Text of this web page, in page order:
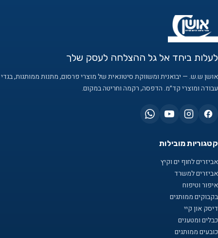
לעלות ביחד אל גל ההצלחה לעסק שלך
אושן ש.ש. — יבואנית ומשווקת סיטונאית של מוצרי פרסום, מתנות ממותגות, בגדי
עבודה ומוצרי קד״מ. הדפסה, רקמה וחריטה במקום.
קטגוריות מובילות
אביזרים לחוף ים וקיץ
אביזרים למשרד
איפור וטיפוח
בקבוקים ממותגים
דיסק און קיי
כבלים ומטענים
כובעים ממותגים